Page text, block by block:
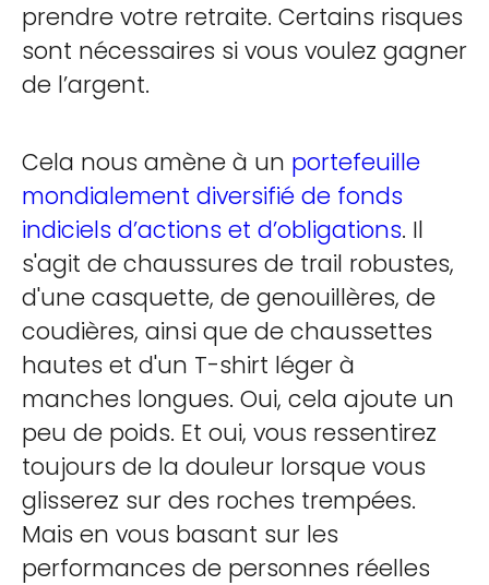
prendre votre retraite. Certains risques
sont nécessaires si vous voulez gagner
de l’argent.
Cela nous amène à un portefeuille
mondialement diversifié de fonds
indiciels d’actions et d’obligations. Il
s'agit de chaussures de trail robustes,
d'une casquette, de genouillères, de
coudières, ainsi que de chaussettes
hautes et d'un T-shirt léger à
manches longues. Oui, cela ajoute un
peu de poids. Et oui, vous ressentirez
toujours de la douleur lorsque vous
glisserez sur des roches trempées.
Mais en vous basant sur les
performances de personnes réelles